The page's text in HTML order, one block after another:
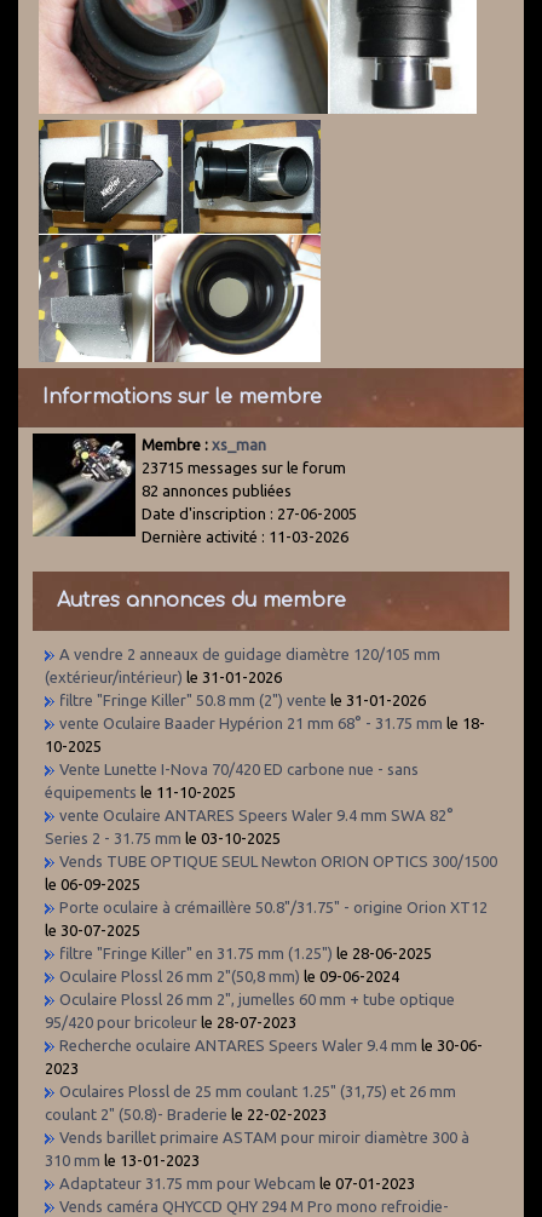
Informations sur le membre
Membre : xs_man
23715 messages sur le forum
82 annonces publiées
Date d'inscription : 27-06-2005
Dernière activité : 11-03-2026
Autres annonces du membre
A vendre 2 anneaux de guidage diamètre 120/105 mm
(extérieur/intérieur) le 31-01-2026
filtre "Fringe Killer" 50.8 mm (2") vente le 31-01-2026
vente Oculaire Baader Hypérion 21 mm 68° - 31.75 mm le 18-
10-2025
Vente Lunette I-Nova 70/420 ED carbone nue - sans
équipements le 11-10-2025
vente Oculaire ANTARES Speers Waler 9.4 mm SWA 82°
Series 2 - 31.75 mm le 03-10-2025
Vends TUBE OPTIQUE SEUL Newton ORION OPTICS 300/1500
le 06-09-2025
Porte oculaire à crémaillère 50.8"/31.75" - origine Orion XT12
le 30-07-2025
filtre "Fringe Killer" en 31.75 mm (1.25") le 28-06-2025
Oculaire Plossl 26 mm 2"(50,8 mm) le 09-06-2024
Oculaire Plossl 26 mm 2", jumelles 60 mm + tube optique
95/420 pour bricoleur le 28-07-2023
Recherche oculaire ANTARES Speers Waler 9.4 mm le 30-06-
2023
Oculaires Plossl de 25 mm coulant 1.25" (31,75) et 26 mm
coulant 2" (50.8)- Braderie le 22-02-2023
Vends barillet primaire ASTAM pour miroir diamètre 300 à
310 mm le 13-01-2023
Adaptateur 31.75 mm pour Webcam le 07-01-2023
Vends caméra QHYCCD QHY 294 M Pro mono refroidie-